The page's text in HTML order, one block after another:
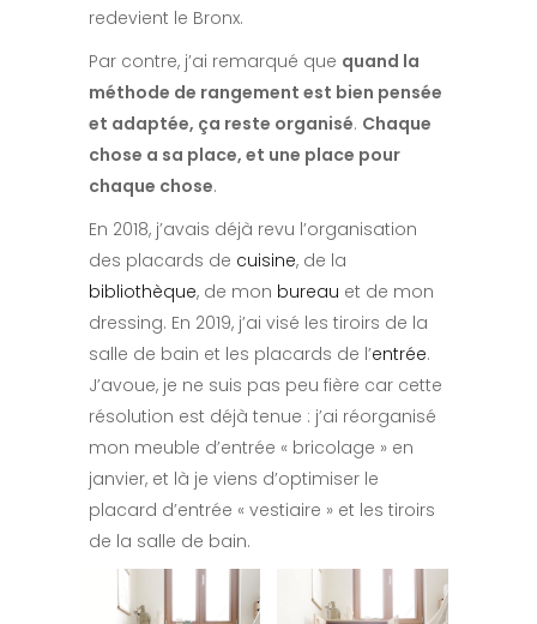
redevient le Bronx.
Par contre, j’ai remarqué que quand la
méthode de rangement est bien pensée
et adaptée, ça reste organisé. Chaque
chose a sa place, et une place pour
chaque chose.
En 2018, j’avais déjà revu l’organisation
des placards de cuisine, de la
bibliothèque, de mon bureau et de mon
dressing. En 2019, j’ai visé les tiroirs de la
salle de bain et les placards de l’entrée.
J’avoue, je ne suis pas peu fière car cette
résolution est déjà tenue : j’ai réorganisé
mon meuble d’entrée « bricolage » en
janvier, et là je viens d’optimiser le
placard d’entrée « vestiaire » et les tiroirs
de la salle de bain.